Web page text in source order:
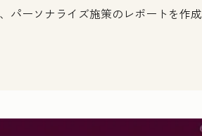
パーソナライズ施策のレポートを作成